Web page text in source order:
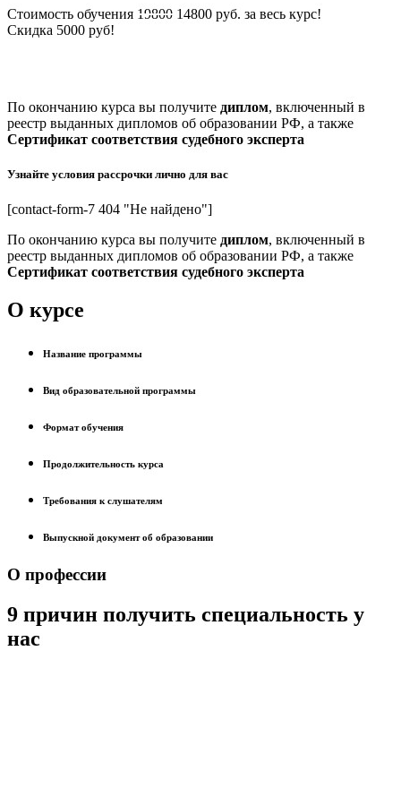
Стоимость обучения 19800 14800 руб. за весь курс!
Скидка 5000 руб!
По окончанию курса вы получите диплом, включенный в
реестр выданных дипломов об образовании РФ, а также
Сертификат соответствия судебного эксперта
Узнайте условия рассрочки лично для вас
[contact-form-7 404 "Не найдено"]
По окончанию курса вы получите диплом, включенный в
реестр выданных дипломов об образовании РФ, а также
Сертификат соответствия судебного эксперта
О курсе
Название программы
Вид образовательной программы
Формат обучения
Продолжительность курса
Требования к слушателям
Выпускной документ об образовании
О профессии
9 причин получить специальность у
нас